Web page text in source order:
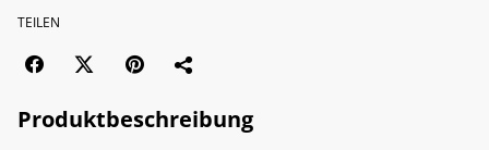
TEILEN
Produktbeschreibung